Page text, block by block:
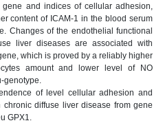
and indices of cellular adhesion,
content of ICAM-1 in the blood serum
Changes of the endothelial functional
liver diseases are associated with
which is proved by a reliably higher
amount and lower level of NO
of level cellular adhesion and
diffuse liver disease from gene
GPX1.